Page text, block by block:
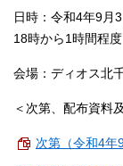
日時：令和4年9月3
18時から1時間程度
会場：ディオス北
＜次第、配布資料
次第（令和4年